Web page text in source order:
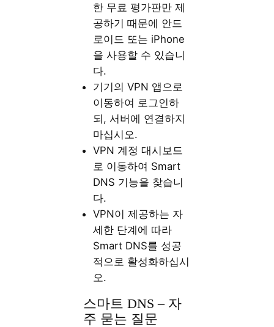
한 무료 평가판만 제
공하기 때문에 안드
로이드 또는 iPhone
을 사용할 수 있습니
다.
기기의 VPN 앱으로
이동하여 로그인하
되, 서버에 연결하지
마십시오.
VPN 계정 대시보드
로 이동하여 Smart
DNS 기능을 찾습니
다.
VPN이 제공하는 자
세한 단계에 따라
Smart DNS를 성공
적으로 활성화하십시
오.
스마트 DNS – 자
주 묻는 질문